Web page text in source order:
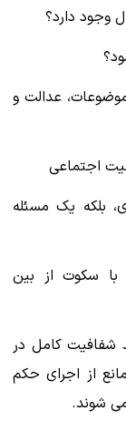
وجود دارد؟
عدالت و
اجتماعی‌
بلکه یک مسئله
سکوت از بین
شفافیت کامل در
از اجرای حکم
شوند.